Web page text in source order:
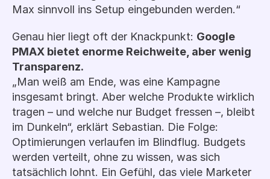
Max sinnvoll ins Setup eingebunden werden.“
Genau hier liegt oft der Knackpunkt: Google
PMAX bietet enorme Reichweite, aber wenig
Transparenz.
„Man weiß am Ende, was eine Kampagne
insgesamt bringt. Aber welche Produkte wirklich
tragen – und welche nur Budget fressen –, bleibt
im Dunkeln“, erklärt Sebastian. Die Folge:
Optimierungen verlaufen im Blindflug. Budgets
werden verteilt, ohne zu wissen, was sich
tatsächlich lohnt. Ein Gefühl, das viele Marketer